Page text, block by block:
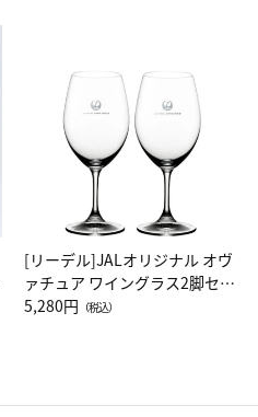
[リーデル]JALオリジナル オヴ
ァチュア ワイングラス2脚セッ
ト（レッドワイン）
5,280円 （税込）